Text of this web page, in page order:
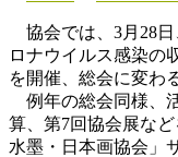
者:
協会では、3月28日
ロナウイルス感染の
を開催、総会に変わ
例年の総会同様、
算、第7回協会展な
水墨・日本画協会」